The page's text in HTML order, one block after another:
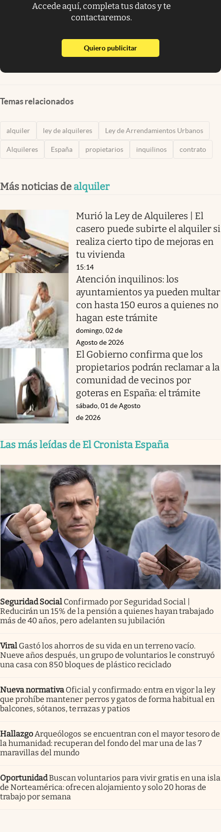
Accede aquí, completa tus datos y te
contactaremos.
Quiero publicitarabre en nueva pestaña
Temas relacionados
alquiler ley de alquileres Ley de Arrendamientos Urbanos
Alquileres España propietarios inquilinos contrato
Más noticias de alquiler
Murió la Ley de Alquileres | El
casero puede subirte el alquiler si
realiza cierto tipo de mejoras en
tu vivienda
15:14
Atención inquilinos: los
ayuntamientos ya pueden multar
con hasta 150 euros a quienes no
hagan este trámite
domingo, 02 de
Agosto de 2026
El Gobierno confirma que los
propietarios podrán reclamar a la
comunidad de vecinos por
goteras en España: el trámite
sábado, 01 de Agosto
de 2026
Las más leídas de El Cronista España
Seguridad Social Confirmado por Seguridad Social |
Reducirán un 15% de la pensión a quienes hayan trabajado
más de 40 años, pero adelanten su jubilación
Viral Gastó los ahorros de su vida en un terreno vacío.
Nueve años después, un grupo de voluntarios le construyó
una casa con 850 bloques de plástico reciclado
Nueva normativa Oficial y confirmado: entra en vigor la ley
que prohíbe mantener perros y gatos de forma habitual en
balcones, sótanos, terrazas y patios
Hallazgo Arqueólogos se encuentran con el mayor tesoro de
la humanidad: recuperan del fondo del mar una de las 7
maravillas del mundo
OportunidadBuscan voluntarios para vivir gratis en una isla
de Norteamérica: ofrecen alojamiento y solo 20 horas de
trabajo por semana